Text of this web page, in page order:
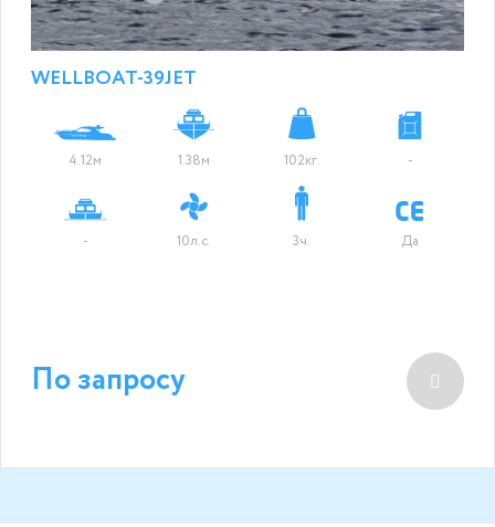
WELLBOAT-39JET
4.12м 1.38м 102кг. -
- 10л.с. 3ч. Да
По запросу